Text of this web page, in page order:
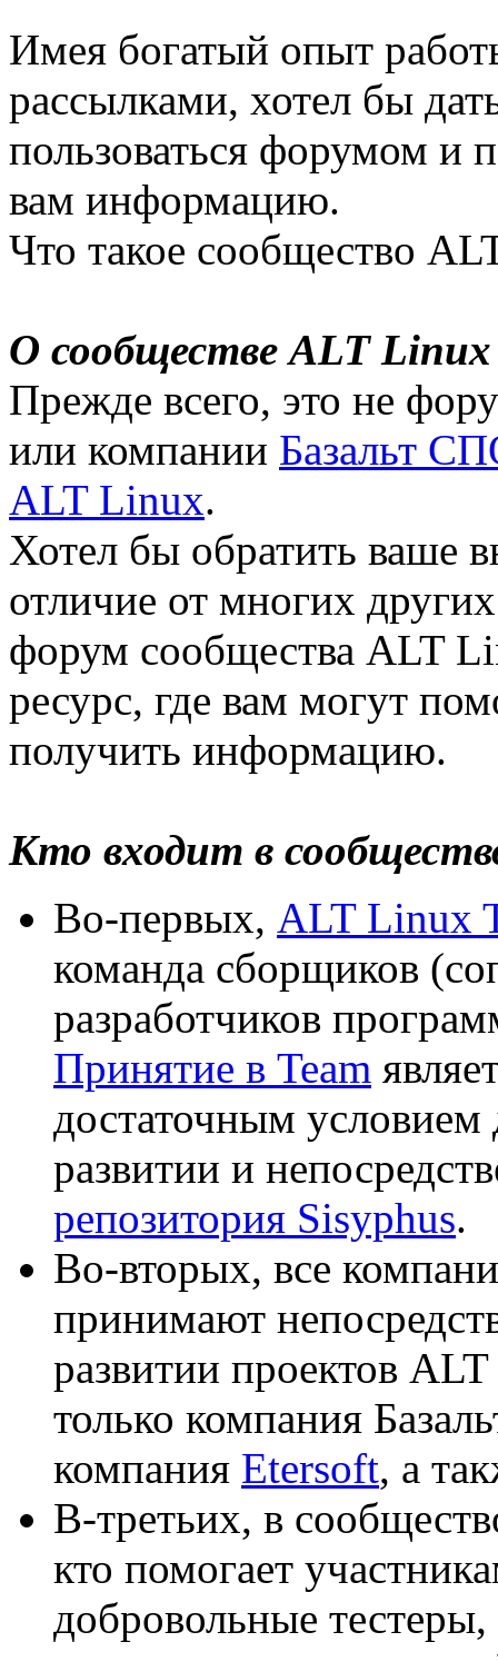
Имея богатый опыт
рассылками, хотел бы
пользоваться форумом и
вам информацию.
Что такое сообщество
О сообществе ALT Linux
Прежде всего, это не
или компании Базальт
ALT Linux.
Хотел бы обратить ваше
отличие от многих
форум сообщества ALT
ресурс, где вам могут
получить информацию.
Кто входит в
Во-первых, ALT Linux
команда сборщиков
разработчиков
Принятие в Team
достаточным условием
развитии и
репозитория Sisyphus.
Во-вторых, все
принимают
развитии проектов
только компания
компания Etersoft, а
В-третьих, в
кто помогает
добровольные